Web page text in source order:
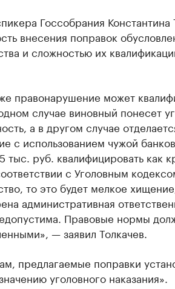
Госсобрания Константина
внесения поправок
и сложностью их
правонарушение может
случае виновный понесет
а в другом случае
с использованием чужой
тыс. руб. квалифицировать как
с Уголовным
то это будет мелкое
административная
Правовые нормы
— заявил Толкачев.
предлагаемые поправки
уголовного наказания».